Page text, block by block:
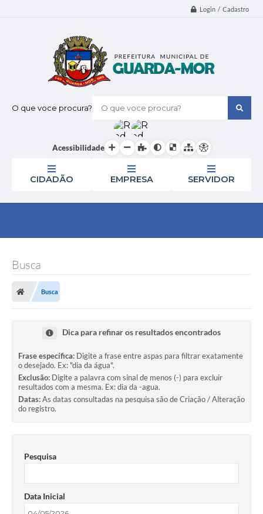
Login / Cadastro
O que voce procura?
Acessibilidade
CIDADÃO EMPRESA SERVIDOR
Busca
Busca
Dica para refinar os resultados encontrados
Frase específica: Digite a frase entre aspas para filtrar exatamente
o desejado. Ex: "dia da água".
Exclusão: Digite a palavra com sinal de menos (-) para excluir
resultados com a mesma. Ex: dia da -agua.
Datas:As datas consultadas na pesquisa são de Criação / Alteração
do registro.
Pesquisa
Data Inicial